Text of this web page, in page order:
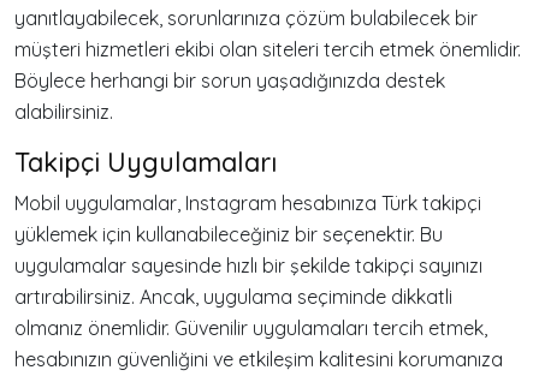
yanıtlayabilecek, sorunlarınıza çözüm bulabilecek bir
müşteri hizmetleri ekibi olan siteleri tercih etmek önemlidir.
Böylece herhangi bir sorun yaşadığınızda destek
alabilirsiniz.
Takipçi Uygulamaları
Mobil uygulamalar, Instagram hesabınıza Türk takipçi
yüklemek için kullanabileceğiniz bir seçenektir. Bu
uygulamalar sayesinde hızlı bir şekilde takipçi sayınızı
artırabilirsiniz. Ancak, uygulama seçiminde dikkatli
olmanız önemlidir. Güvenilir uygulamaları tercih etmek,
hesabınızın güvenliğini ve etkileşim kalitesini korumanıza